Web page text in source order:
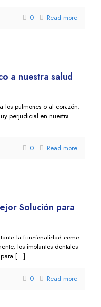
0 Read more
a nuestra salud
los pulmones o al corazón:
perjudicial en nuestra
0 Read more
Solución para
la funcionalidad como
los implantes dentales
[…]
0 Read more